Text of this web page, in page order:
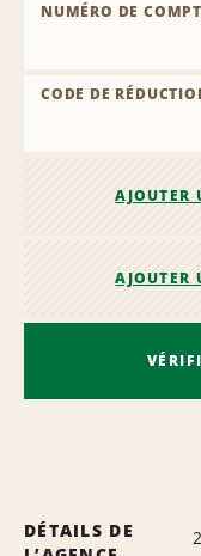
NUMÉRO DE
CODE DE
AJOUTER
AJOUTER
DÉTAILS DE